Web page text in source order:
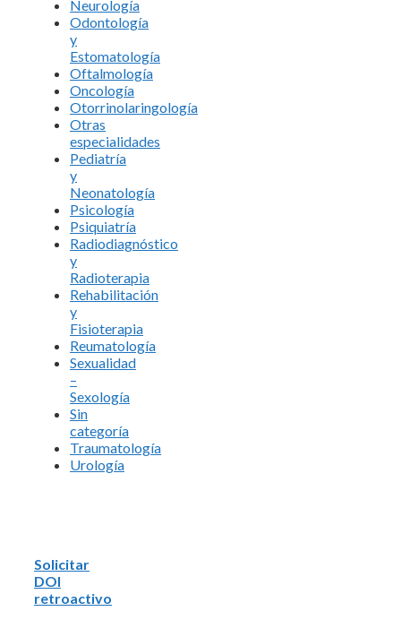
Neurología
Odontología
y
Estomatología
Oftalmología
Oncología
Otorrinolaringología
Otras
especialidades
Pediatría
y
Neonatología
Psicología
Psiquiatría
Radiodiagnóstico
y
Radioterapia
Rehabilitación
y
Fisioterapia
Reumatología
Sexualidad
–
Sexología
Sin
categoría
Traumatología
Urología
Solicitar
DOI
retroactivo